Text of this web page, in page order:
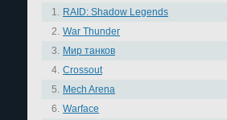
1. RAID: Shadow Legends
2. War Thunder
3. Мир танков
4. Crossout
5. Mech Arena
6. Warface